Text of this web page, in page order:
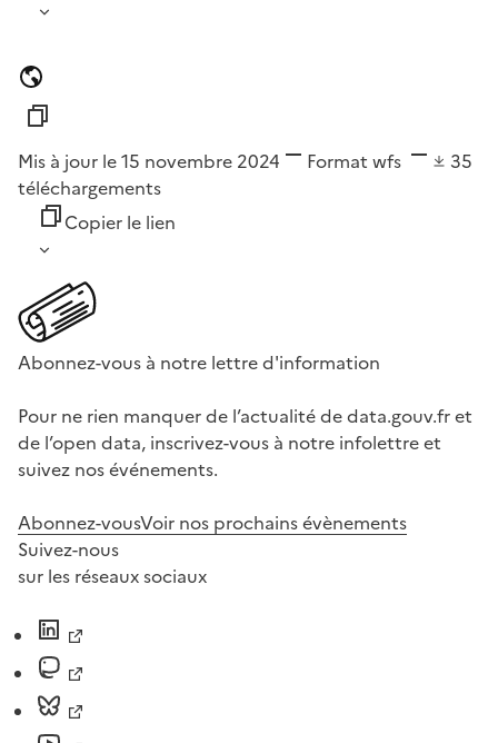
Mis à jour le 15 novembre 2024 Format wfs
35
téléchargements
Copier le lien
Abonnez-vous à notre lettre d'information
Pour ne rien manquer de l’actualité de data.gouv.fr et
de l’open data, inscrivez-vous à notre infolettre et
suivez nos événements.
Abonnez-vousVoir nos prochains évènements
Suivez-nous
sur les réseaux sociaux